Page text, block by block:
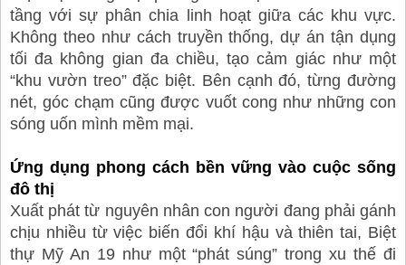
tầng với sự phân chia linh hoạt giữa các khu vực.
Không theo như cách truyền thống, dự án tận dụng
tối đa không gian đa chiều, tạo cảm giác như một
“khu vườn treo” đặc biệt. Bên cạnh đó, từng đường
nét, góc chạm cũng được vuốt cong như những con
sóng uốn mình mềm mại.
Ứng dụng phong cách bền vững vào cuộc sống
đô thị
Xuất phát từ nguyên nhân con người đang phải gánh
chịu nhiều từ việc biến đổi khí hậu và thiên tai, Biệt
thự Mỹ An 19 như một “phát súng” trong xu thế đi